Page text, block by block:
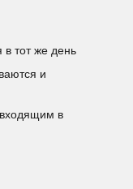
тот же день
и
входящим в